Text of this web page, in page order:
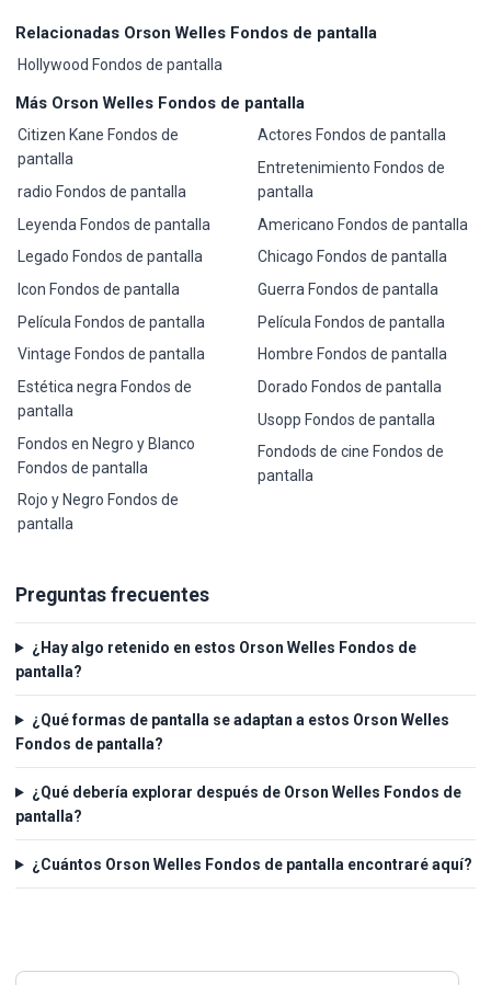
Relacionadas Orson Welles Fondos de pantalla
Hollywood Fondos de pantalla
Más Orson Welles Fondos de pantalla
Citizen Kane Fondos de
pantalla
radio Fondos de pantalla
Leyenda Fondos de pantalla
Legado Fondos de pantalla
Icon Fondos de pantalla
Película Fondos de pantalla
Vintage Fondos de pantalla
Estética negra Fondos de
pantalla
Fondos en Negro y Blanco
Fondos de pantalla
Rojo y Negro Fondos de
pantalla
Actores Fondos de pantalla
Entretenimiento Fondos de
pantalla
Americano Fondos de pantalla
Chicago Fondos de pantalla
Guerra Fondos de pantalla
Película Fondos de pantalla
Hombre Fondos de pantalla
Dorado Fondos de pantalla
Usopp Fondos de pantalla
Fondods de cine Fondos de
pantalla
Preguntas frecuentes
¿Hay algo retenido en estos Orson Welles Fondos de
pantalla?
¿Qué formas de pantalla se adaptan a estos Orson Welles
Fondos de pantalla?
¿Qué debería explorar después de Orson Welles Fondos de
pantalla?
¿Cuántos Orson Welles Fondos de pantalla encontraré aquí?